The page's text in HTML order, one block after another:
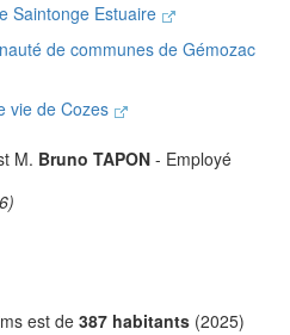
Saintonge Estuaire
de communes de Gémozac
vie de Cozes
M. Bruno TAPON - Employé
est de 387 habitants (2025)